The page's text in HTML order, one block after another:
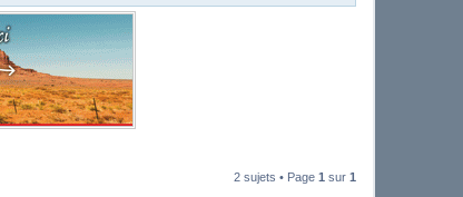
2 sujets • Page 1 sur 1